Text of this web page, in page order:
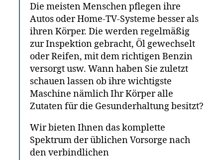
Die meisten Menschen pflegen ihre
Autos oder Home-TV-Systeme besser als
ihren Körper. Die werden regelmäßig
zur Inspektion gebracht, Öl gewechselt
oder Reifen, mit dem richtigen Benzin
versorgt usw. Wann haben Sie zuletzt
schauen lassen ob ihre wichtigste
Maschine nämlich Ihr Körper alle
Zutaten für die Gesunderhaltung besitzt?
Wir bieten Ihnen das komplette
Spektrum der üblichen Vorsorge nach
den verbindlichen